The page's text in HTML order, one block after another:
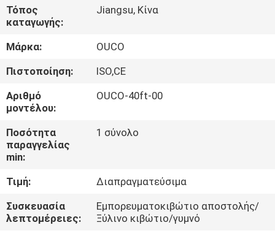
ΕΜΦΆΝΙΣΗ
VR
ΣΧΕΤΙΚΆ
ΜΕ
ΕΜΆΣ
ΣΤΟ
ΕΡΓΟΣΤΆΣΙΟ
Τόπος
καταγωγής:
Jiangsu, Κίνα
Μάρκα:
OUCO
Πιστοποίηση:
ISO,CE
Αριθμό
μοντέλου:
OUCO-40ft-00
Ποσότητα
παραγγελίας
min:
1 σύνολο
Τιμή:
Διαπραγματεύσιμα
Συσκευασία
λεπτομέρειες:
Εμπορευματοκιβώτιο αποστολής/
Ξύλινο κιβώτιο/γυμνό